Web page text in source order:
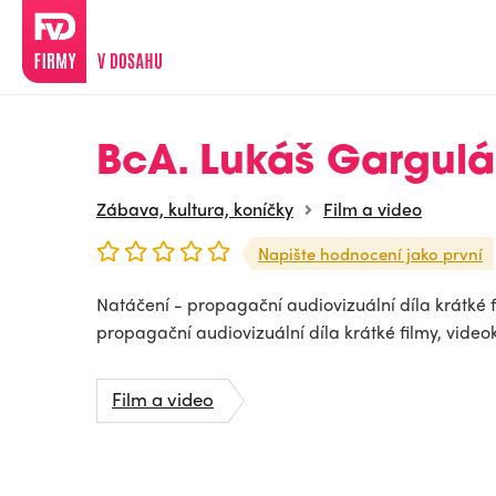
BcA. Lukáš
Zábava, kultura, koníčky Film a video
Napište hodnocení jako první
Natáčení - propagační audiovizuální díla krátké
propagační audiovizuální díla krátké filmy,
Film a video